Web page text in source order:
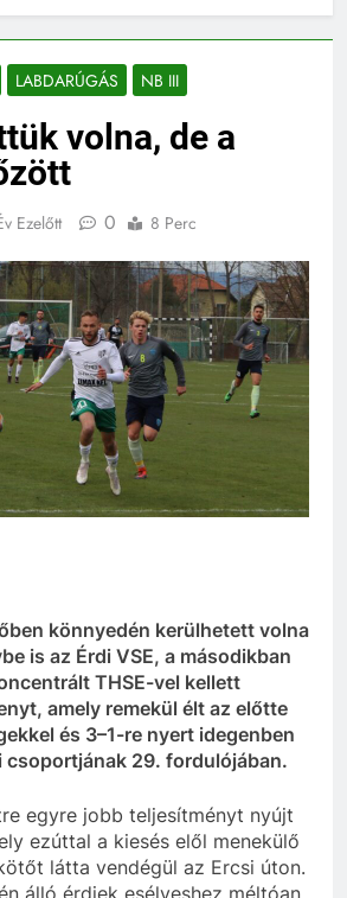
LABDARÚGÁS NB III
volna, de a
Ezelőtt 0 8 Perc
könnyedén kerülhetett volna
is az Érdi VSE, a másodikban
THSE-vel kellett
amely remekül élt az előtte
és 3–1-re nyert idegenben
csoportjának 29. fordulójában.
egyre jobb teljesítményt nyújt
ezúttal a kiesés elől menekülő
látta vendégül az Ercsi úton.
álló érdiek esélyeshez méltóan